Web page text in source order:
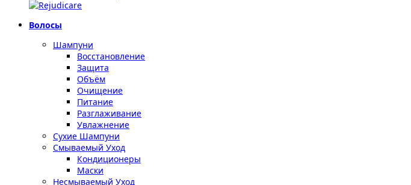
Волосы
Шампуни
Восстановление
Защита
Объём
Очищение
Питание
Разглаживание
Увлажнение
Сухие Шампуни
Смываемый Уход
Кондиционеры
Маски
Несмываемый Уход